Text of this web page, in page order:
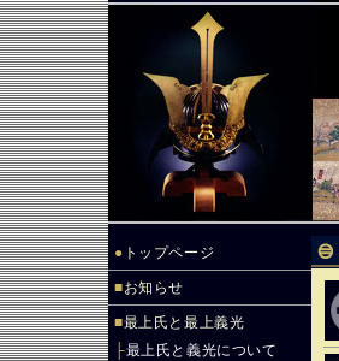
● トップページ
■お知らせ
■最上氏と最上義光
├最上氏と義光について